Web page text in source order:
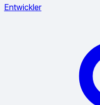
Entwickler